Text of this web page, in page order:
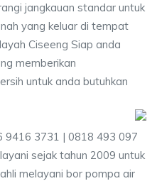
jangkauan standar untuk
yang keluar di tempat
Ciseeng Siap anda
memberikan
untuk anda butuhkan
9416 3731 | 0818 493 097
sejak tahun 2009 untuk
melayani bor pompa air